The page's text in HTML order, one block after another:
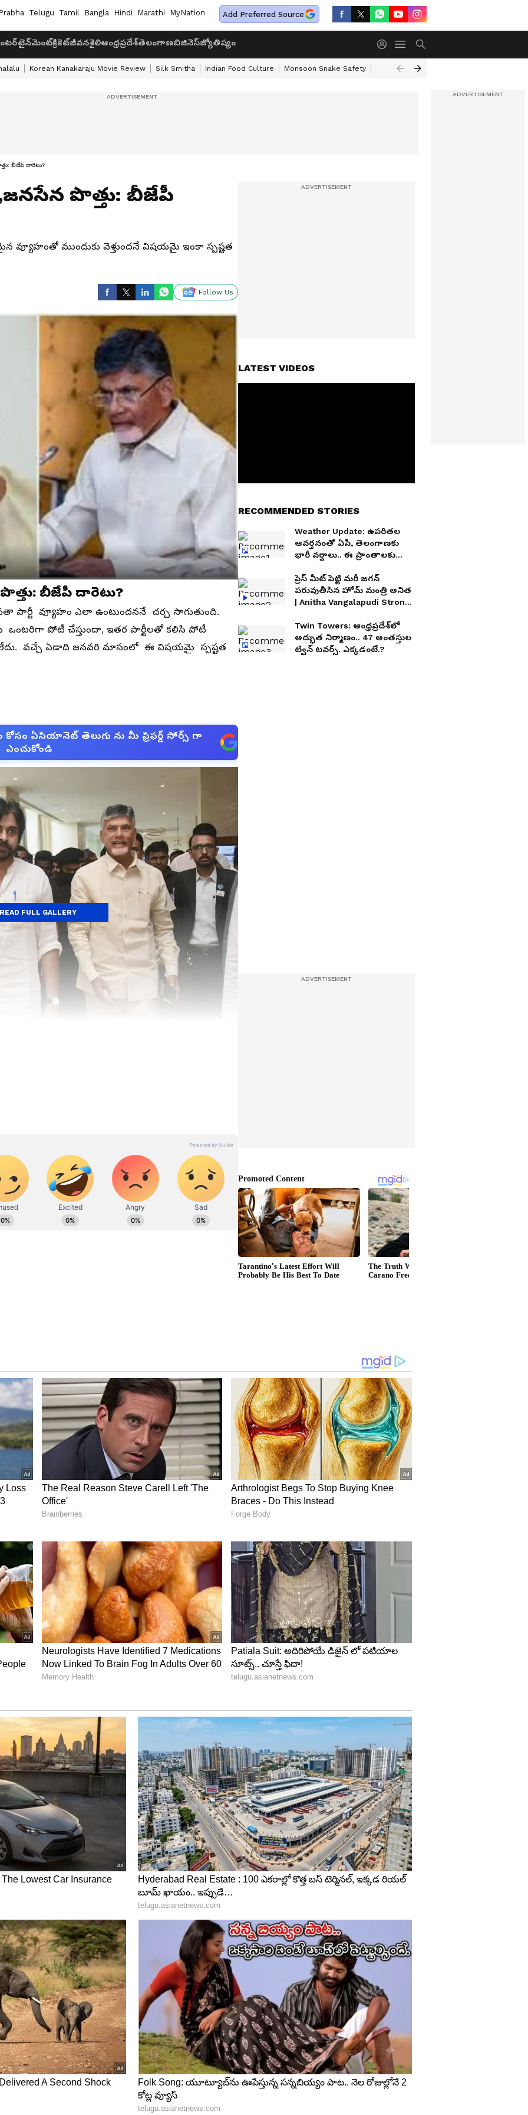
Telugu Tamil Bangla Hindi Marathi MyNation Add Preferred Source
క్రికెట్జీవనశైలిఆంధ్రప్రదేశ్తెలంగాణబిజినెస్జ్యోతిష్యం
Korean Kanakaraju Movie Review Silk Smitha Indian Food Culture Monsoon Snake Safety Akkineni Nageswara Rao
బీజేపీ దారెటు?
పొత్తు: బీజేపీ
వ్యూహంతో ముందుకు వెళ్తుందనే విషయమై ఇంకా స్పష్టత
Follow Us
బీజేపీ దారెటు?
పార్టీ వ్యూహం ఎలా ఉంటుందననే చర్చ సాగుతుంది.
ఒంటరిగా పోటీ చేస్తుందా, ఇతర పార్టీలతో కలిసి పోటీ
వచ్చే ఏడాది జనవరి మాసంలో ఈ విషయమై స్పష్టత
ఏసియానెట్ తెలుగు ను మీ ఫ్రిఫర్డ్ సోర్స్ గా
ఎంచుకోండి
జనసేన మధ్య పొత్తుంది. అయితే 2024 అసెంబ్లీ ఎన్నికల్లో
ఈ ఏడాది సెప్టెంబర్ మాసంలో జనసేన అధినేత
పొత్తున్నప్పటికీ తెలుగుదేశం పార్టీతో కలిసి పోటీ
సృష్టించారు. తెలుగుదేశం, జనసేన కూటమిలో బారతీయ
బీజేపీ దారెటు?
జనవరి లేదా ఫిబ్రవరి మాసంలో ఎన్నికల షెడ్యూల్ వచ్చే
లోపుగానే ఈ విషయమై బీజేపీ స్పష్టత ఇచ్చే అవకాశం ఉంది.
జనతా పార్టీ తేల్చే అవకాశం ఉంది.
బీజేపీ దారెటు?
అభ్యర్థులకు జనసేన మద్దతు ప్రకటించింది.ఈ ఎన్నికల
అభ్యర్థులకు జనసేన అధినేత పవన్ కళ్యాణ్ ప్రచారం
FULL GALLERY
LATEST VIDEOS
RECOMMENDED STORIES
Weather Update: ఉపరితల
ఆవర్తనంతో ఏపీ, తెలంగాణకు
భారీ వర్షాలు.. ఈ ప్రాంతాలకు
ప్రెస్ మీట్ పెట్టి మరీ జగన్
పరువుతీసిన హోమ్ మంత్రి అనిత
| Anitha Vangalapudi Strong
Twin Towers: ఆంధ్రప్రదేశ్‌లో
అద్భుత నిర్మాణం.. 47 అంత‌స్తుల
ట్విన్ ట‌వ‌ర్స్‌. ఎక్క‌డంటే.?